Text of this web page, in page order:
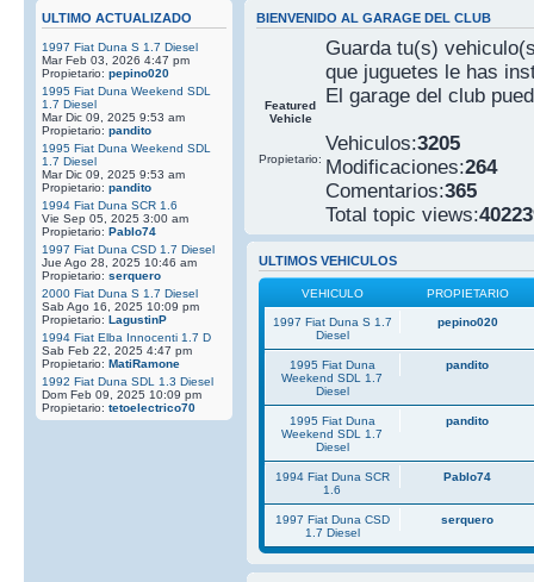
ULTIMO ACTUALIZADO
1997 Fiat Duna S 1.7 Diesel
Mar Feb 03, 2026 4:47 pm
Propietario: pepino020
1995 Fiat Duna Weekend SDL
1.7 Diesel
Mar Dic 09, 2025 9:53 am
Propietario: pandito
1995 Fiat Duna Weekend SDL
1.7 Diesel
Mar Dic 09, 2025 9:53 am
Propietario: pandito
1994 Fiat Duna SCR 1.6
Vie Sep 05, 2025 3:00 am
Propietario: Pablo74
1997 Fiat Duna CSD 1.7 Diesel
Jue Ago 28, 2025 10:46 am
Propietario: serquero
2000 Fiat Duna S 1.7 Diesel
Sab Ago 16, 2025 10:09 pm
Propietario: LagustinP
1994 Fiat Elba Innocenti 1.7 D
Sab Feb 22, 2025 4:47 pm
Propietario: MatiRamone
1992 Fiat Duna SDL 1.3 Diesel
Dom Feb 09, 2025 10:09 pm
Propietario: tetoelectrico70
BIENVENIDO AL GARAGE DEL CLUB
Featured
Vehicle
Propietario:
Guarda tu(s)
que juguetes le has
El garage del club
Vehiculos:3205
Modificaciones:264
Comentarios:365
Total topic views:
ULTIMOS VEHICULOS
VEHICULO PROPIETARIO
1997 Fiat Duna S 1.7
Diesel
pepino020
1995 Fiat Duna
Weekend SDL 1.7
Diesel
pandito
1995 Fiat Duna
Weekend SDL 1.7
Diesel
pandito
1994 Fiat Duna SCR
1.6
Pablo74
1997 Fiat Duna CSD
1.7 Diesel
serquero